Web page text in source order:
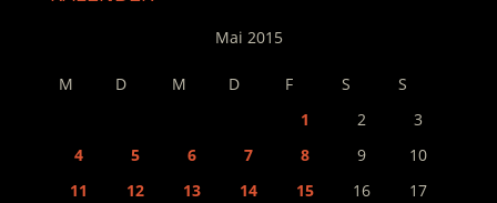
Mai 2015
M D M D F S
S
1
2
3
4
5 6 7 8 9
10
11
12 13 14 15 16
17